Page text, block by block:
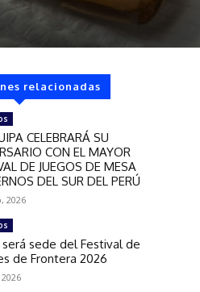
relacionadas
CELEBRARÁ SU
CON EL MAYOR
DE JUEGOS DE MESA
DEL SUR DEL PERÚ
2026
será sede del Festival de
de Frontera 2026